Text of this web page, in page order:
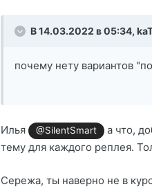
В 14.03.2022 в 05:34,
почему нету вариантов
Илья @SilentSmart
а что,
тему для каждого реплея.
Сережа, ты наверно не в